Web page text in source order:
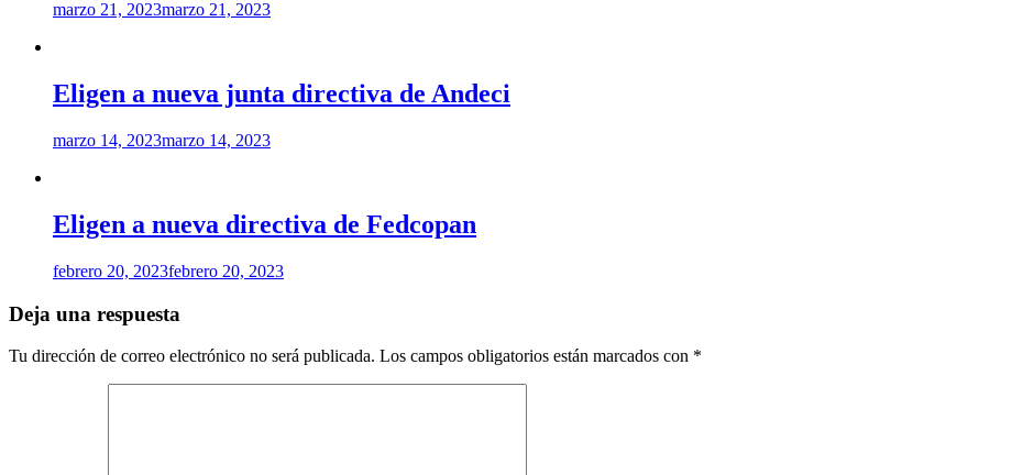
marzo 21, 2023marzo 21, 2023
Eligen a nueva junta directiva de Andeci
marzo 14, 2023marzo 14, 2023
Eligen a nueva directiva de Fedcopan
febrero 20, 2023febrero 20, 2023
Deja una respuesta
Tu dirección de correo electrónico no será publicada. Los campos obligatorios están marcados con *